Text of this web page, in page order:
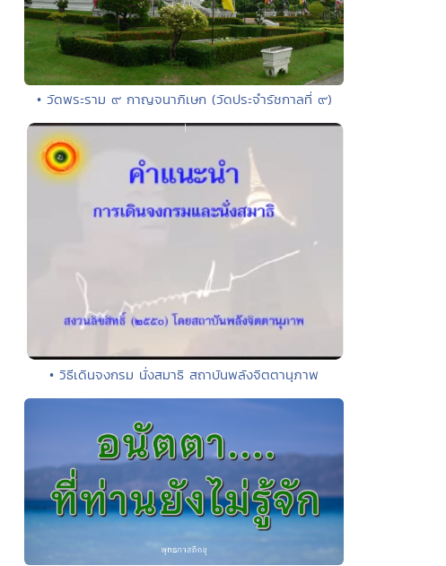
• วัดพระราม ๙ กาญจนาภิเษก (วัดประจำรัชกาลที่ ๙)
• วิธีเดินจงกรม นั่งสมาธิ สถาบันพลังจิตตานุภาพ